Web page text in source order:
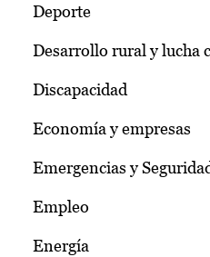
Deporte
Desarrollo rural y lucha
Discapacidad
Economía y empresas
Emergencias y
Empleo
Energía